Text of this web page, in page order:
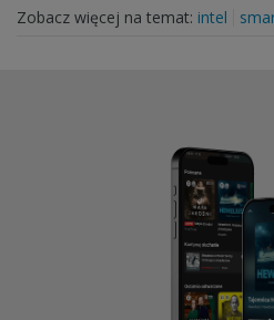
Zobacz więcej na temat: intel